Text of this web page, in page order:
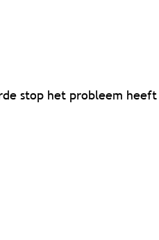
stop het probleem heeft